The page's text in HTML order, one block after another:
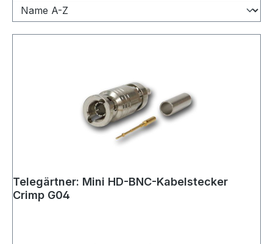
Telegärtner: Mini HD-BNC-Kabelstecker
Crimp G04